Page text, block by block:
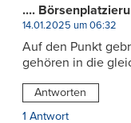
....
14.01.2025 um 06:32
Auf den Punkt
gehören in die
Antworten
1 Antwort